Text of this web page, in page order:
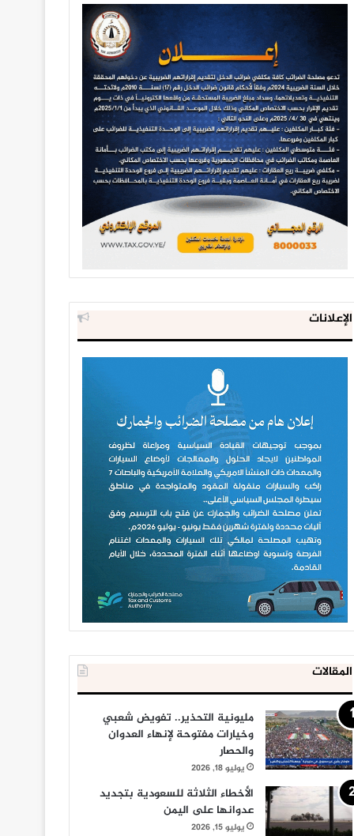
الإعلانات
المقالات
مليونية التحذير.. تفويض شعبي
وخيارات مفتوحة لإنهاء العدوان
والحصار
يوليو 18, 2026
الأخطاء الثلاثة للسعودية بتجديد
عدوانها على اليمن
يوليو 15, 2026